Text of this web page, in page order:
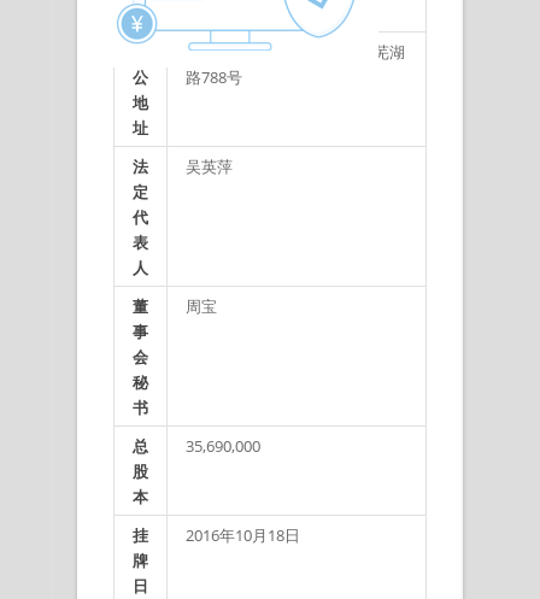
址
办
公
地
址
吉林省长春经济技术开发区芜湖
路788号
法
定
代
表
人
吴英萍
董
事
会
秘
书
周宝
总
股
本
35,690,000
挂
牌
日
2016年10月18日